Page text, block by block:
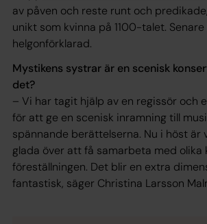
av påven och reste runt och
unikt som kvinna på 1100-talet.
helgonförklarad.
Mystikens systrar är en scenisk
det?
– Vi har tagit hjälp av en regissör och
för att ge en scenisk inramning till
spännande berättelserna. Nu i höst är
glada över att få samarbeta med olika
föreställningen. Det blir en extra
fantastisk, säger Christina Larsson